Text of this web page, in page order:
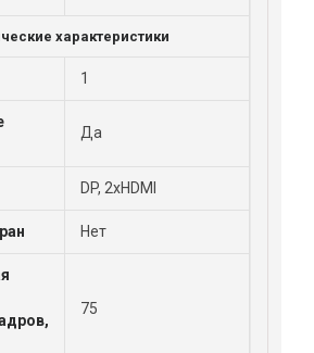
характеристики
1
Да
DP, 2xHDMI
Нет
75